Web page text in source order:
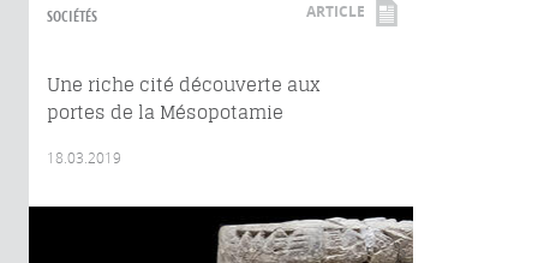
SOCIÉTÉS ARTICLE
Une riche cité découverte aux
portes de la Mésopotamie
18.03.2019